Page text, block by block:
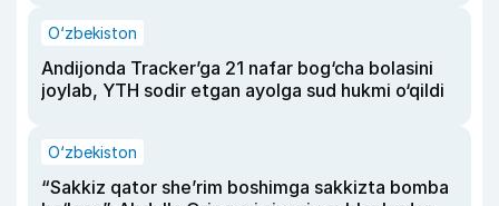
O‘zbekiston
Andijonda Tracker’ga 21 nafar bog‘cha bolasini
joylab, YTH sodir etgan ayolga sud hukmi o‘qildi
O‘zbekiston
“Sakkiz qator she’rim boshimga sakkizta bomba